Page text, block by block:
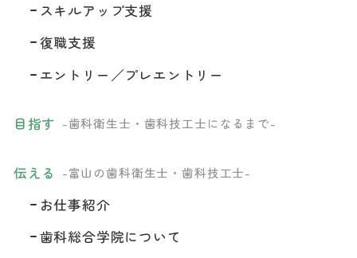
スキルアップ支援
復職支援
エントリー／プレエントリー
目指す -歯科衛生士・歯科技工士になるまで-
伝える -富山の歯科衛生士・歯科技工士-
お仕事紹介
歯科総合学院について